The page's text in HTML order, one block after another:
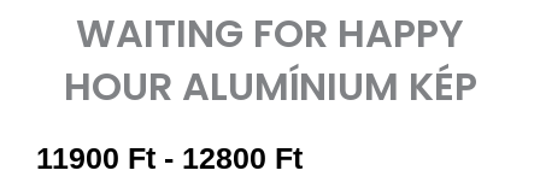
WAITING FOR HAPPY
HOUR ALUMÍNIUM KÉP
11900 Ft - 12800 FtÁrkategória: